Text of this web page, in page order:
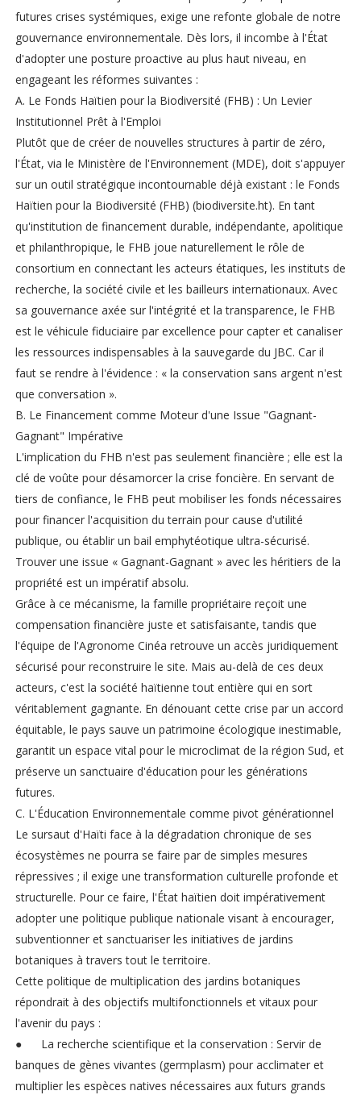
futures crises systémiques, exige une refonte globale de notre
gouvernance environnementale. Dès lors, il incombe à l'État
d'adopter une posture proactive au plus haut niveau, en
engageant les réformes suivantes :
A. Le Fonds Haïtien pour la Biodiversité (FHB) : Un Levier
Institutionnel Prêt à l'Emploi
Plutôt que de créer de nouvelles structures à partir de zéro,
l'État, via le Ministère de l'Environnement (MDE), doit s'appuyer
sur un outil stratégique incontournable déjà existant : le Fonds
Haïtien pour la Biodiversité (FHB) (biodiversite.ht). En tant
qu'institution de financement durable, indépendante, apolitique
et philanthropique, le FHB joue naturellement le rôle de
consortium en connectant les acteurs étatiques, les instituts de
recherche, la société civile et les bailleurs internationaux. Avec
sa gouvernance axée sur l'intégrité et la transparence, le FHB
est le véhicule fiduciaire par excellence pour capter et canaliser
les ressources indispensables à la sauvegarde du JBC. Car il
faut se rendre à l'évidence : « la conservation sans argent n'est
que conversation ».
B. Le Financement comme Moteur d'une Issue "Gagnant-
Gagnant" Impérative
L'implication du FHB n'est pas seulement financière ; elle est la
clé de voûte pour désamorcer la crise foncière. En servant de
tiers de confiance, le FHB peut mobiliser les fonds nécessaires
pour financer l'acquisition du terrain pour cause d'utilité
publique, ou établir un bail emphytéotique ultra-sécurisé.
Trouver une issue « Gagnant-Gagnant » avec les héritiers de la
propriété est un impératif absolu.
Grâce à ce mécanisme, la famille propriétaire reçoit une
compensation financière juste et satisfaisante, tandis que
l'équipe de l'Agronome Cinéa retrouve un accès juridiquement
sécurisé pour reconstruire le site. Mais au-delà de ces deux
acteurs, c'est la société haïtienne tout entière qui en sort
véritablement gagnante. En dénouant cette crise par un accord
équitable, le pays sauve un patrimoine écologique inestimable,
garantit un espace vital pour le microclimat de la région Sud, et
préserve un sanctuaire d'éducation pour les générations
futures.
C. L'Éducation Environnementale comme pivot générationnel
Le sursaut d'Haïti face à la dégradation chronique de ses
écosystèmes ne pourra se faire par de simples mesures
répressives ; il exige une transformation culturelle profonde et
structurelle. Pour ce faire, l'État haïtien doit impérativement
adopter une politique publique nationale visant à encourager,
subventionner et sanctuariser les initiatives de jardins
botaniques à travers tout le territoire.
Cette politique de multiplication des jardins botaniques
répondrait à des objectifs multifonctionnels et vitaux pour
l'avenir du pays :
●
La recherche scientifique et la conservation : Servir de
banques de gènes vivantes (germplasm) pour acclimater et
multiplier les espèces natives nécessaires aux futurs grands